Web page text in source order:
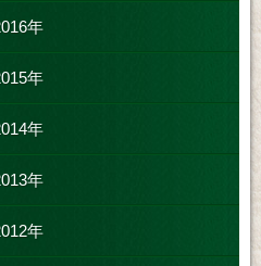
年
年
年
年
年